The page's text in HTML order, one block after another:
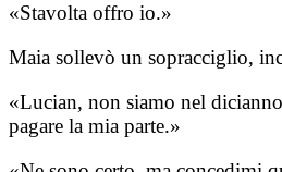
«Stavolta offro io.»
Maia sollevò un sopracciglio,
«Lucian, non siamo nel
pagare la mia parte.»